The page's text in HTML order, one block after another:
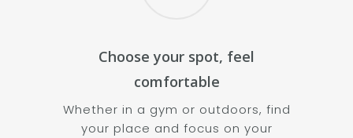
Choose your spot, feel
comfortable
Whether in a gym or outdoors, find
your place and focus on your